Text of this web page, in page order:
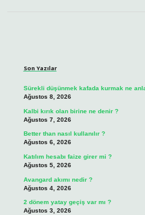
Son Yazılar
Sürekli düşünmek kafada kurmak ne
Ağustos 8, 2026
Kalbi kırık olan birine ne denir ?
Ağustos 7, 2026
Better than nasıl kullanılır ?
Ağustos 6, 2026
Katılım hesabı faize girer mi ?
Ağustos 5, 2026
Avangard akımı nedir ?
Ağustos 4, 2026
2 dönem yatay geçiş var mı ?
Ağustos 3, 2026